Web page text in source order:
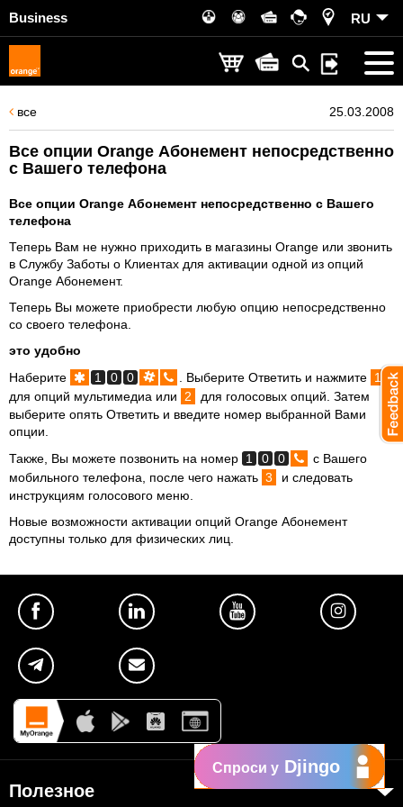
Business RU
все 25.03.2008
Все опции Orange Абонемент непосредственно
с Вашего телефона
Все опции Orange Абонемент непосредственно с Вашего
телефона
Теперь Вам не нужно приходить в магазины Orange или звонить
в Службу Заботы о Клиентах для активации одной из опций
Orange Абонемент.
Теперь Вы можете приобрести любую опцию непосредственно
со своего телефона.
это удобно
Наберите
1 0 0 . Выберите Ответить и нажмите 1
для опций мультимедиа или
2
для голосовых опций. Затем
выберите опять Ответить и введите номер выбранной Вами
опции.
Также, Вы можете позвонить на номер 1 0 0
с Вашего
мобильного телефона, после чего нажать 3
и следовать
инструкциям голосового меню.
Новые возможности активации опций Orange Абонемент
доступны только для физических лиц.
Полезное
Спроси у Djingo